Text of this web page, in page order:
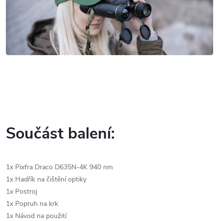
Součást balení:
1x Pixfra Draco D635N-4K 940 nm
1x Hadřík na čištění optiky
1x Postroj
1x Popruh na krk
1x Návod na použití